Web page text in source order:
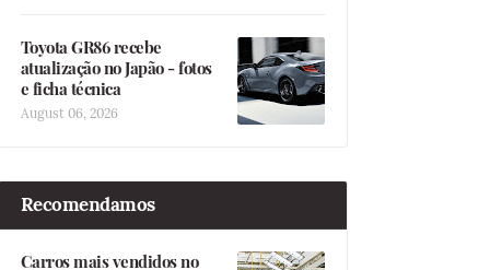
Toyota GR86 recebe
atualização no Japão - fotos
e ficha técnica
August 06, 2026
Recomendamos
Carros mais vendidos no